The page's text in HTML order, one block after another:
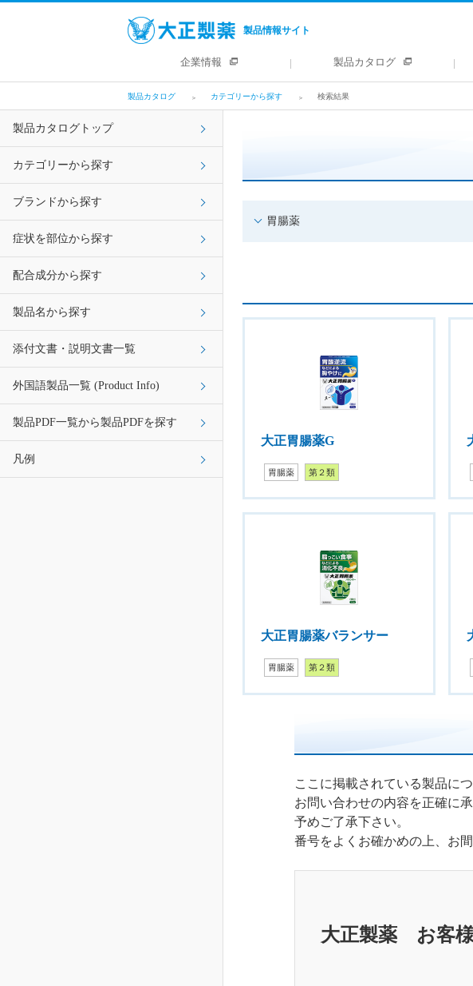
製品情報サイト
企業情報 製品カタログ
製品カタログ カテゴリーから探す 検索結果
製品カタログトップ
カテゴリーから探す
ブランドから探す
症状を部位から探す
配合成分から探す
製品名から探す
添付文書・説明文書一覧
外国語製品一覧 (Product Info)
製品PDF一覧から製品PDFを探す
凡例
胃腸薬
大正胃腸薬G
胃腸薬 第２類
大正胃腸薬バランサー
胃腸薬 第２類
ここに掲載されている製品に
お問い合わせの内容を正確に
予めご了承下さい。
番号をよくお確かめの上、お
大正製薬 お客